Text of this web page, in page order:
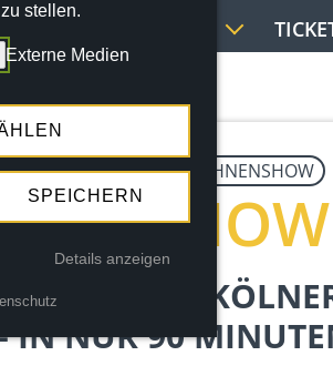
20:15 UHR BÜHNENSHOW
SHOW
KANN
IN NUR 90
stellen.
Externe Medien
SPEICHERN
Details anzeigen
grundlegende